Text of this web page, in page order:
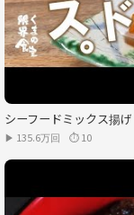
シーフードミックス揚げ
▶ 135.6万回 ⏱ 10